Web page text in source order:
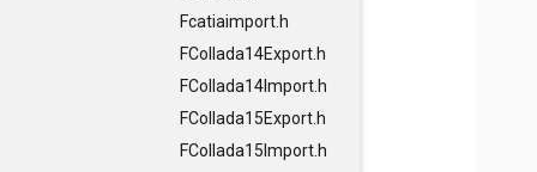
Fcatiaimport.h
FCollada14Export.h
FCollada14Import.h
FCollada15Export.h
FCollada15Import.h